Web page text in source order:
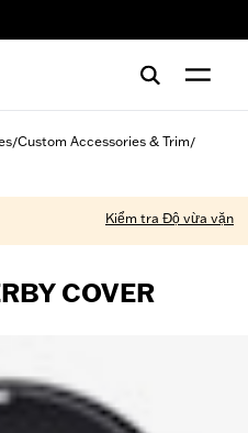
/Custom Accessories & Trim/
Kiểm tra Độ vừa vặn
COVER